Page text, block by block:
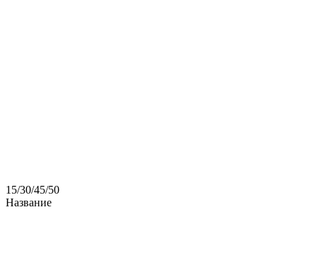
15/30/45/50
Название